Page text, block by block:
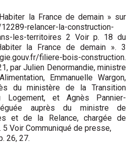
la France de demain » sur
relancer-la-construction-
les-territoires 2 Voir p. 18 du
la France de demain ». 3
filiere-bois-construction.
par Julien Denormandie, ministre
Emmanuelle Wargon,
du ministère de la Transition
Logement, et Agnès Pannier-
auprès du ministre de
et de la Relance, chargée de
5 Voir Communiqué de presse,
26, 27.